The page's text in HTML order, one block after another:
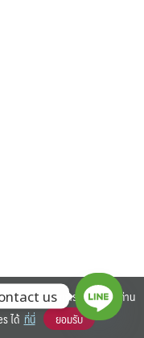
RESERVED.
พิ่มประสิทธิภาพการใช้งานของท่าน
ได้ ที่นี่ ยอมรับ
us